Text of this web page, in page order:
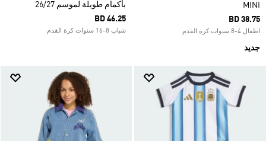
MINI
BD 38.75
اطفال 4-8 سنوات كرة القدم
جديد
بأكمام طويلة لموسم 26/27
BD 46.25
شباب 8-16 سنوات كرة القدم